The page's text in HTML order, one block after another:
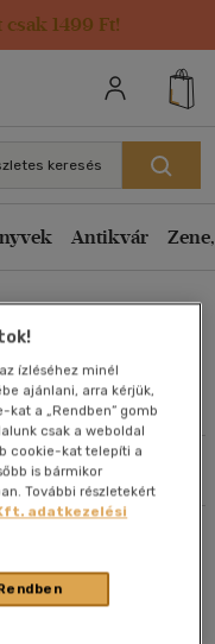
1499 Ft!
keresés
Antikvár
ízléséhez minél
ajánlani, arra kérjük,
kat a „Rendben” gomb
csak a weboldal
cookie-kat telepíti a
is bármikor
További részletekért
adatkezelési